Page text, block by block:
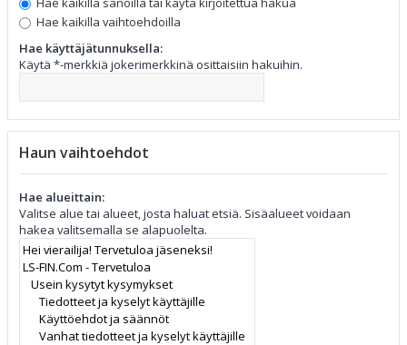
Hae kaikilla vaihtoehdoilla
Hae käyttäjätunnuksella:
Käytä *-merkkiä jokerimerkkinä osittaisiin hakuihin.
Haun vaihtoehdot
Hae alueittain:
Valitse alue tai alueet, josta haluat etsiä. Sisäalueet voidaan
hakea valitsemalla se alapuolelta.